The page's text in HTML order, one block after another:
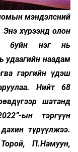
мэндэлсний
хүрээнд олон
буйн нэг нь
удаагийн наадам
гаргийн үдэш
Нийт 68
шатанд
ын тэргүүн
түрүүлжээ.
П.Намуун,